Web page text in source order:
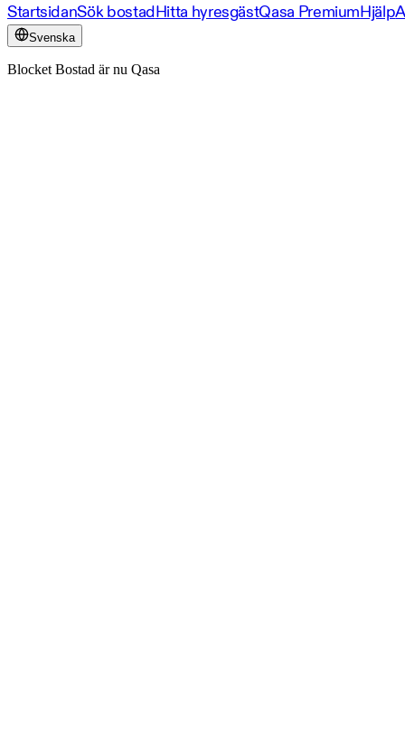
StartsidanSök bostadHitta hyresgästQasa PremiumHjälp
Svenska
Blocket Bostad är nu Qasa